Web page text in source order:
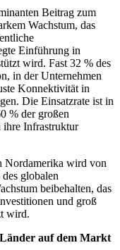
Beitrag zum
Wachstum, das
Einführung in
wird. Fast 32 % des
in der Unternehmen
Konnektivität in
Die Einsatzrate ist in
% der großen
ihre Infrastruktur
Nordamerika wird von
globalen
beibehalten, das
und groß
wird.
auf dem Markt